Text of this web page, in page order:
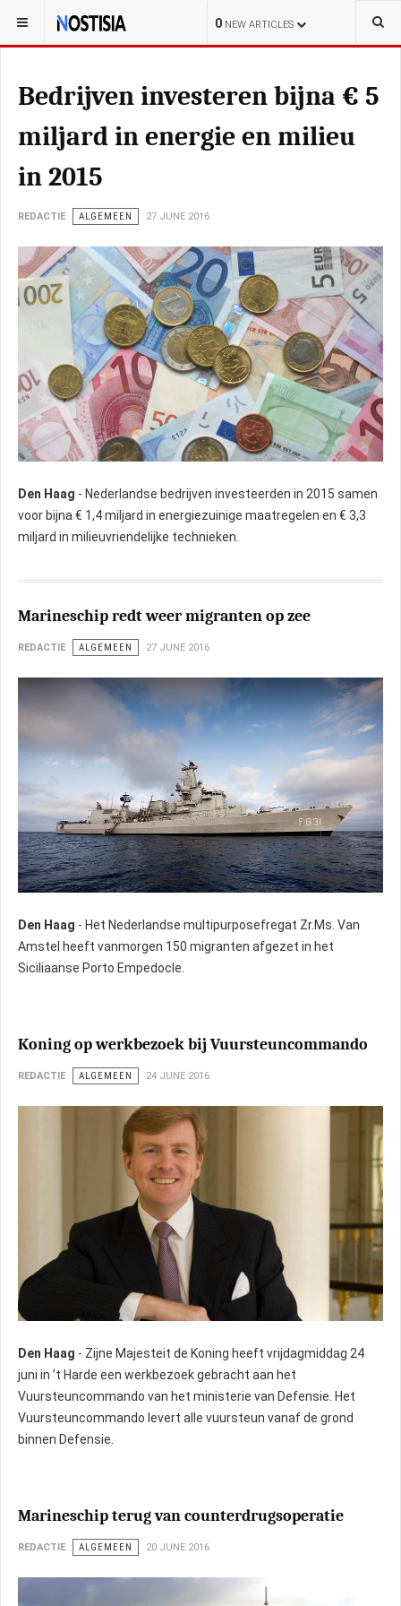
0 NEW ARTICLES
YOU ARE HERE: NEDERLAND
Bedrijven investeren bijna € 5
miljard in energie en milieu
in 2015
REDACTIE ALGEMEEN 27 JUNE 2016
Den Haag - Nederlandse bedrijven investeerden in 2015 samen
voor bijna € 1,4 miljard in energiezuinige maatregelen en € 3,3
miljard in milieuvriendelijke technieken.
Marineschip redt weer migranten op zee
REDACTIE ALGEMEEN 27 JUNE 2016
Den Haag - Het Nederlandse multipurposefregat Zr.Ms. Van
Amstel heeft vanmorgen 150 migranten afgezet in het
Siciliaanse Porto Empedocle.
Koning op werkbezoek bij Vuursteuncommando
REDACTIE ALGEMEEN 24 JUNE 2016
Den Haag - Zijne Majesteit de Koning heeft vrijdagmiddag 24
juni in ’t Harde een werkbezoek gebracht aan het
Vuursteuncommando van het ministerie van Defensie. Het
Vuursteuncommando levert alle vuursteun vanaf de grond
binnen Defensie.
Marineschip terug van counterdrugsoperatie
REDACTIE ALGEMEEN 20 JUNE 2016